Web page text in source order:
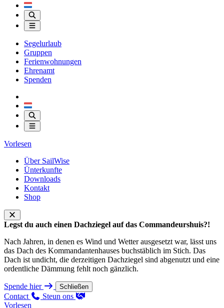
Segelurlaub
Gruppen
Ferienwohnungen
Ehrenamt
Spenden
Vorlesen
Über SailWise
Ünterkunfte
Downloads
Kontakt
Shop
Legst du auch einen Dachziegel auf das Commandeurshuis?!
Nach Jahren, in denen es Wind und Wetter ausgesetzt war, lässt uns
das Dach des Kommandantenhauses buchstäblich im Stich. Das
Dach ist undicht, die derzeitigen Dachziegel sind abgenutzt und eine
ordentliche Dämmung fehlt noch gänzlich.
Spende hier Schließen
Contact
Steun ons
Vorlesen